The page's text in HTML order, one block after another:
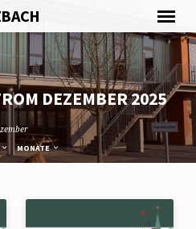
DEZEMBER 2025
MONATE